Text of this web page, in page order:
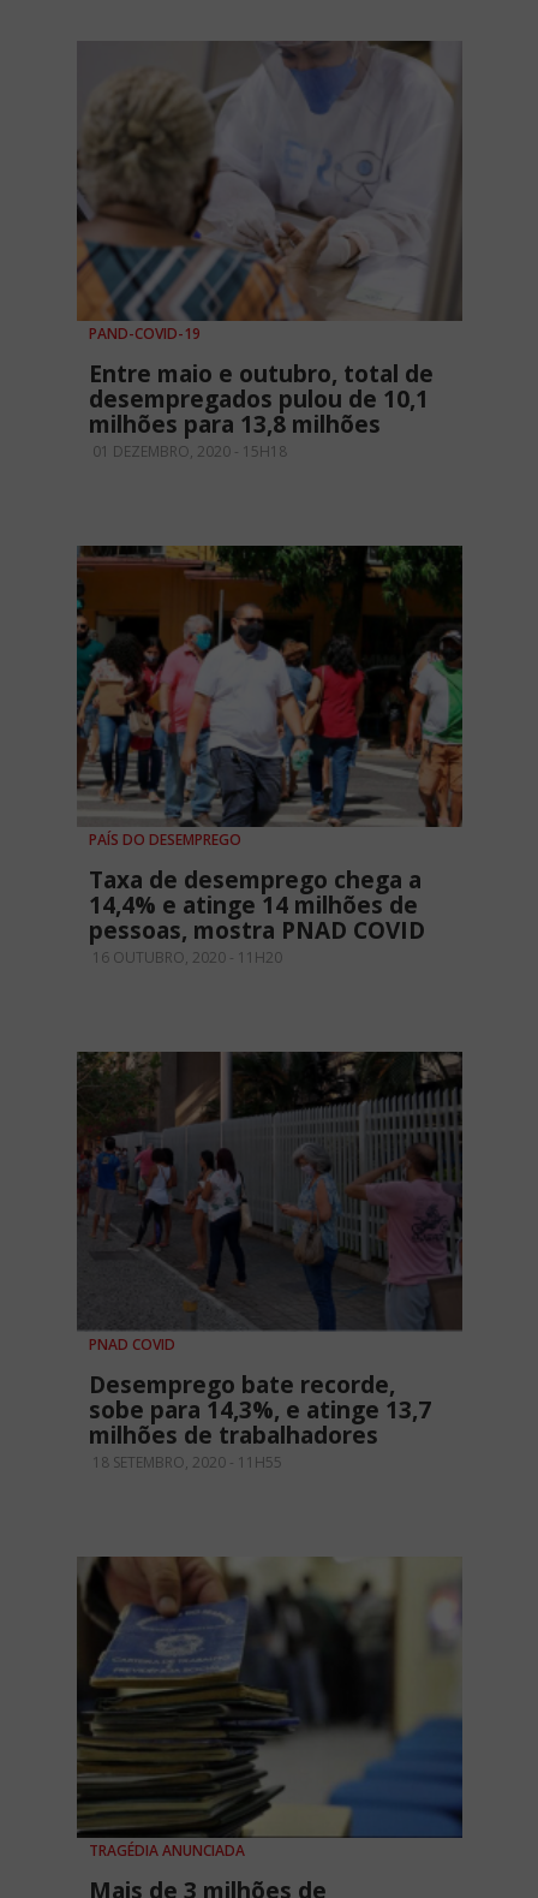
PAND-COVID-19
Entre maio e outubro, total de
desempregados pulou de 10,1
milhões para 13,8 milhões
01 DEZEMBRO, 2020 - 15H18
PAÍS DO DESEMPREGO
Taxa de desemprego chega a
14,4% e atinge 14 milhões de
pessoas, mostra PNAD COVID
16 OUTUBRO, 2020 - 11H20
PNAD COVID
Desemprego bate recorde,
sobe para 14,3%, e atinge 13,7
milhões de trabalhadores
18 SETEMBRO, 2020 - 11H55
TRAGÉDIA ANUNCIADA
Mais de 3 milhões de